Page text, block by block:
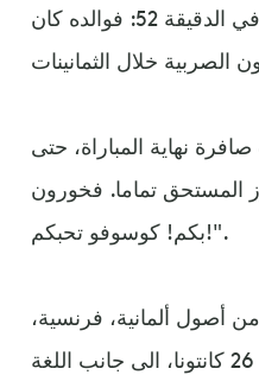
المشاعر تكتسب قيمة مضاعفة لدى تشاكا مسجل هدف التعادل في الدقيقة 52: فوالده كان
نهاية المباراة، حتى
المستحق تماما. فخورون
بكم! كوسوفو تحبكم!".
ألمانية، فرنسية،
إيطالية، وهي اللغات الرسمية الثلاث للجمهورية الفدرالية المكونة من 26 كانتونا، الى جانب اللغة